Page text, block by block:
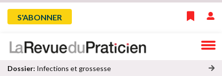
Skip
navigation
Menu
du
compte
S'ABONNER
Dossier: Infections et grossesse